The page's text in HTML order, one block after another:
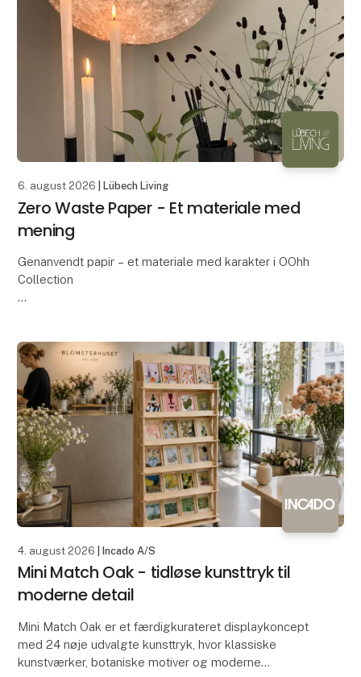
Og se tilbuddene.
Kmp Trading
6. august 2026 | Lübech Living
Zero Waste Paper - Et materiale med
mening
Genanvendt papir – et materiale med karakter i OOhh
Collection
urtepotte blev skabt i genanve
4. august 2026 | Incado A/S
Mini Match Oak - tidløse kunsttryk til
moderne detail
Mini Match Oak er et færdigkurateret displaykoncept
med 24 nøje udvalgte kunsttryk, hvor klassiske
kunstværker, botaniske motiver og moderne